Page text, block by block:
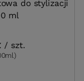
do stylizacji
ml
/ szt.